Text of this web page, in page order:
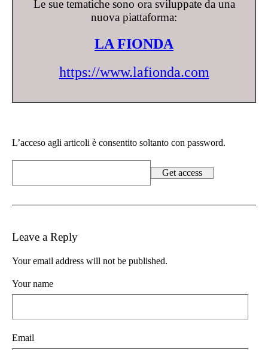
Le sue tematiche sono ora sviluppate da una
nuova piattaforma:
LA FIONDA
https://www.lafionda.com
L’acceso agli articoli è consentito soltanto con password.
Leave a Reply
Your email address will not be published.
Your name
Email